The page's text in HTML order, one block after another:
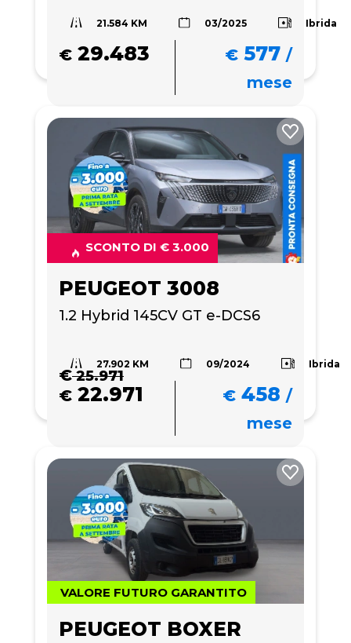
21.584 KM 03/2025 Ibrida
€ 29.483 € 577 /
mese
SCONTO DI € 3.000
PEUGEOT 3008
1.2 Hybrid 145CV GT e-DCS6
27.902 KM 09/2024 Ibrida
€25.971
€ 22.971 € 458 /
mese
VALORE FUTURO GARANTITO
PEUGEOT BOXER